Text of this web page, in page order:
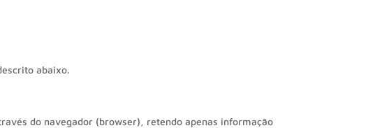
abaixo.
do navegador (browser), retendo apenas informação